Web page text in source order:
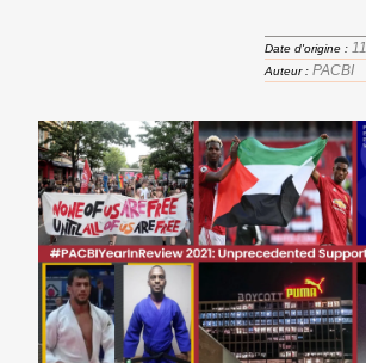
Date d'origine :
Auteur : PACBI